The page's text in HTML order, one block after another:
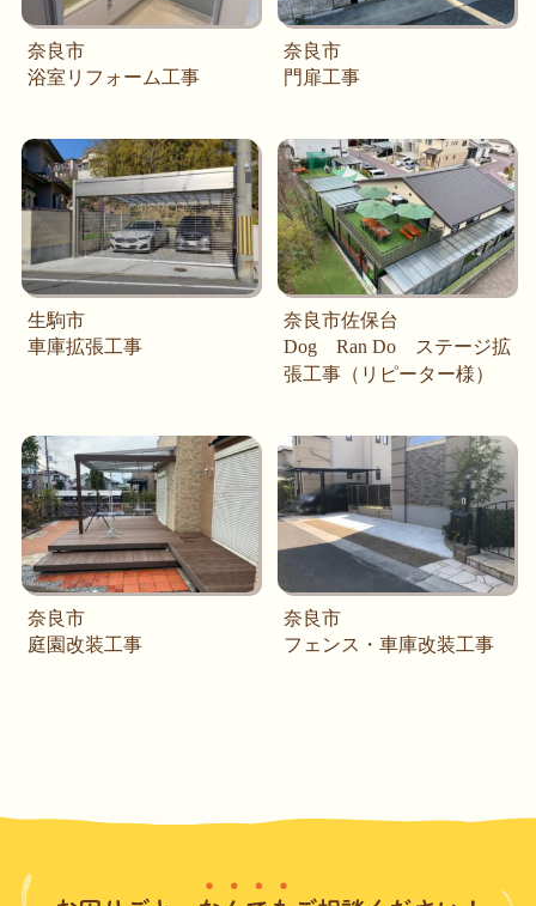
奈良市
浴室リフォーム工事
奈良市
門扉工事
生駒市
車庫拡張工事
奈良市佐保台
Dog Ran Do ステージ拡
張工事（リピーター様）
奈良市
庭園改装工事
奈良市
フェンス・車庫改装工事